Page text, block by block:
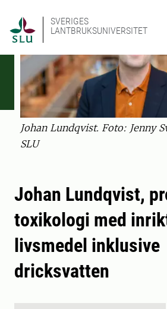
SVERIGES
LANTBRUKSUNIVERSITET
Johan Lundqvist. Foto: Jenny
SLU
Johan Lundqvist,
toxikologi med
livsmedel inklusive
dricksvatten